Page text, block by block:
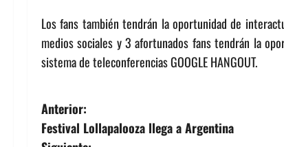
Los fans también tendrán la oportunidad de
medios sociales y 3 afortunados fans tendrán la
sistema de teleconferencias GOOGLE HANGOUT.
N
Anterior:
Festival Lollapalooza llega a Argentina